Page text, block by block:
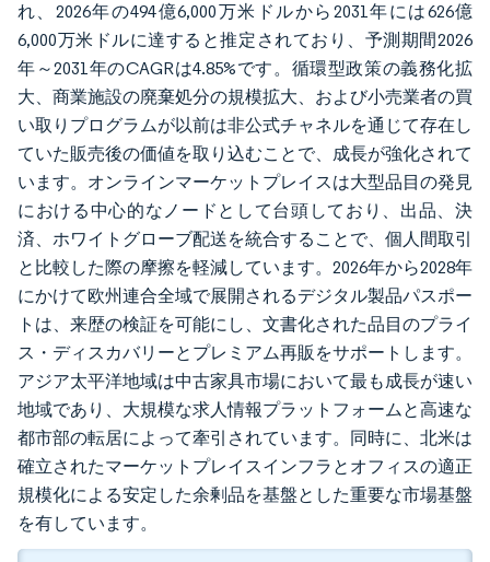
れ、2026年の494億6,000万米ドルから2031年には626億
6,000万米ドルに達すると推定されており、予測期間2026
年～2031年のCAGRは4.85%です。循環型政策の義務化拡
大、商業施設の廃棄処分の規模拡大、および小売業者の買
い取りプログラムが以前は非公式チャネルを通じて存在し
ていた販売後の価値を取り込むことで、成長が強化されて
います。オンラインマーケットプレイスは大型品目の発見
における中心的なノードとして台頭しており、出品、決
済、ホワイトグローブ配送を統合することで、個人間取引
と比較した際の摩擦を軽減しています。2026年から2028年
にかけて欧州連合全域で展開されるデジタル製品パスポー
トは、来歴の検証を可能にし、文書化された品目のプライ
ス・ディスカバリーとプレミアム再販をサポートします。
アジア太平洋地域は中古家具市場において最も成長が速い
地域であり、大規模な求人情報プラットフォームと高速な
都市部の転居によって牽引されています。同時に、北米は
確立されたマーケットプレイスインフラとオフィスの適正
規模化による安定した余剰品を基盤とした重要な市場基盤
を有しています。